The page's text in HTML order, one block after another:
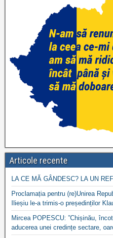
Articole recente
LA CE MĂ GÂNDESC? LA UN
Proclamația pentru (re)Unirea
Ilieșiu le-a trimis-o președinților
Mircea POPESCU: ”Chișinău,
aducerea unei credințe sectare,